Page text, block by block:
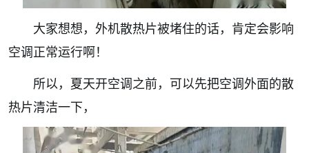
大家想想，外机散热片被堵住的话，肯定会影响
空调正常运行啊！
所以，夏天开空调之前，可以先把空调外面的散
热片清洁一下，